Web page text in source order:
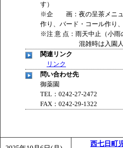
す）
※企 画：夜の呈茶メニュ
作り、バード・コール作り
※注 意 点：雨天中止（小雨
混雑時は入園人数
関連リンク
リンク
問い合わせ先
御薬園
TEL：0242-27-2472
FAX：0242-29-1322
西七日町